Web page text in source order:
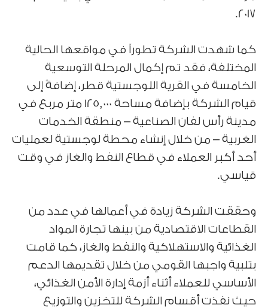
2017.
كما شهدت الشركة تطوراً في مواقعها الحالية
المختلفة، فقد تم إكمال المرحلة التوسعية
الخامسة في القرية اللوجستية قطر، إضافةً إلى
قيام الشركة بإضافة مساحة 125,000 متر مربع في
مدينة رأس لفان الصناعية – منطقة الخدمات
الغربية – من خلال إنشاء محطة لوجستية لعمليات
أحد أكبر العملاء في قطاع النفط والغاز في وقت
قياسي.
وحققت الشركة زيادة في أعمالها في عدد من
القطاعات الاقتصادية من بينها تجارة المواد
الغذائية والاستهلاكية والنفط والغاز، كما قامت
بتلبية واجبها القومي من خلال تقديمها الدعم
الأساسي للعملاء أثناء أزمة إدارة الأمن الغذائي،
حيث نفذت أقسام الشركة للتخزين والتوزيع